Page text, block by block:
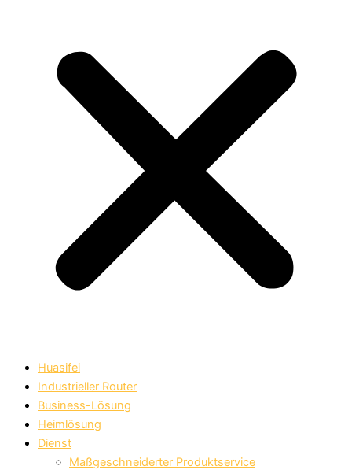
Huasifei
Industrieller Router
Business-Lösung
Heimlösung
Dienst
Maßgeschneiderter Produktservice